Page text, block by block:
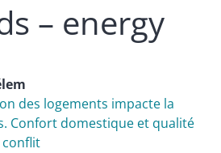
– energy
des logements impacte la
Confort domestique et qualité
conflit